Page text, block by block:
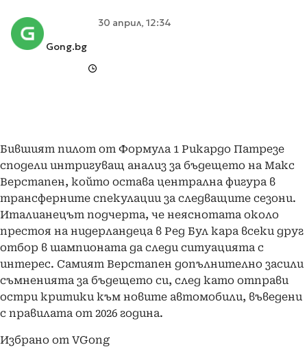
Gong.bg
30 април, 12:34
Бившият пилот от Формула 1 Рикардо Патрезе
сподели интригуващ анализ за бъдещето на Макс
Верстапен, който остава централна фигура в
трансферните спекулации за следващите сезони.
Италианецът подчерта, че неяснотата около
престоя на нидерландеца в Ред Бул кара всеки друг
отбор в шампионата да следи ситуацията с
интерес. Самият Верстапен допълнително засили
съмненията за бъдещето си, след като отправи
остри критики към новите автомобили, въведени
с правилата от 2026 година.
Избрано от VGong